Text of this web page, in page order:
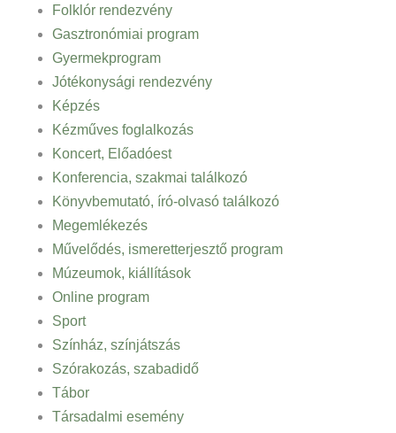
Folklór rendezvény
Gasztronómiai program
Gyermekprogram
Jótékonysági rendezvény
Képzés
Kézműves foglalkozás
Koncert, Előadóest
Konferencia, szakmai találkozó
Könyvbemutató, író-olvasó találkozó
Megemlékezés
Művelődés, ismeretterjesztő program
Múzeumok, kiállítások
Online program
Sport
Színház, színjátszás
Szórakozás, szabadidő
Tábor
Társadalmi esemény